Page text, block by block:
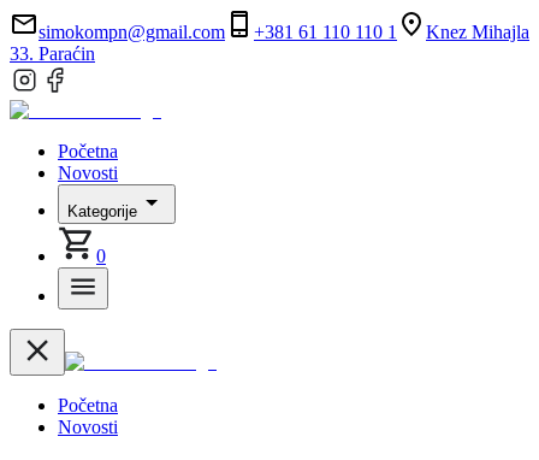
simokompn@gmail.com +381 61 110 110 1
Knez Mihajla
33. Paraćin
Početna
Novosti
Kategorije
0
Početna
Novosti